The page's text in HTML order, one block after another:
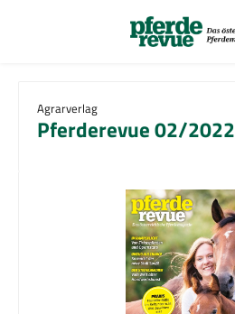
Agrarverlag
Pferderevue 02/2022
Bildergalerie überspringen